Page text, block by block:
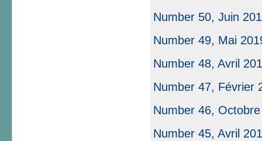
Number 50, Juin
Number 49, Mai
Number 48, Avril
Number 47, Février
Number 46,
Number 45, Avril